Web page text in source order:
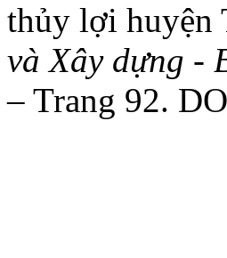
thủy lợi huyện
và Xây dựng -
– Trang 92.